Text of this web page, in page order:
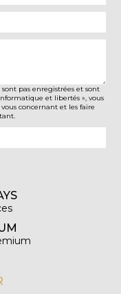
pas enregistrées et sont
et libertés », vous
concernant et les faire